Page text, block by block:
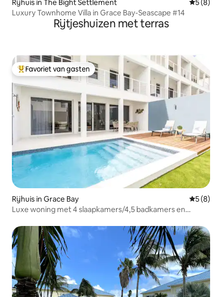
Rijhuis in The Bight Settlement
5 (8)
Luxury Townhome Villa in Grace Bay-Seascape #14
Rijtjeshuizen met terras
Topfavoriet van gasten
Favoriet van gasten
Rijhuis in Grace Bay
5 (8)
Luxe woning met 4 slaapkamers/4,5 badkamers en